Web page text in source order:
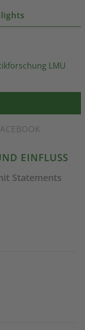
EINFLUSS
Statements